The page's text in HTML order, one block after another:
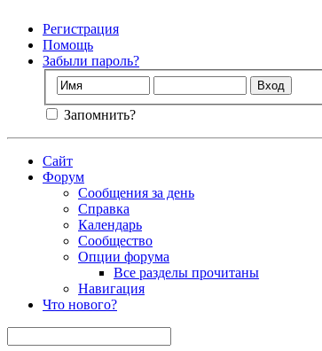
Регистрация
Помощь
Забыли пароль?
Запомнить?
Сайт
Форум
Сообщения за день
Справка
Календарь
Сообщество
Опции форума
Все разделы прочитаны
Навигация
Что нового?